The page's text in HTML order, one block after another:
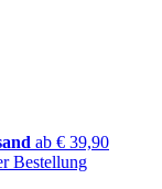
ab € 39,90
Bestellung